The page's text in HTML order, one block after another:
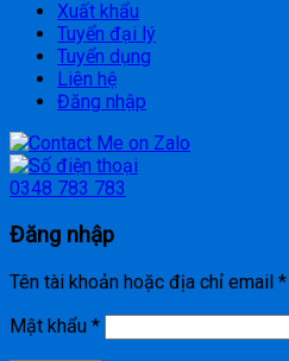
Xuất khẩu
Tuyển đại lý
Tuyển dụng
Liên hệ
Đăng nhập
0348 783 783
Đăng nhập
Tên tài khoản hoặc địa chỉ email *
Mật khẩu *